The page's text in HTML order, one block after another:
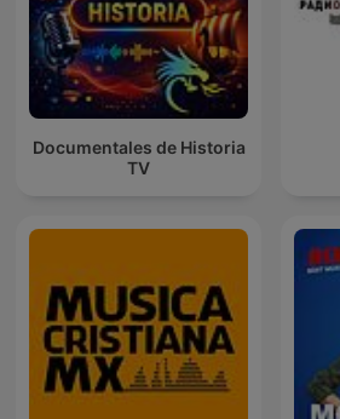
Documentales de Historia
TV